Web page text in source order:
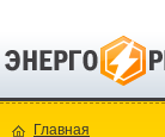
Главная